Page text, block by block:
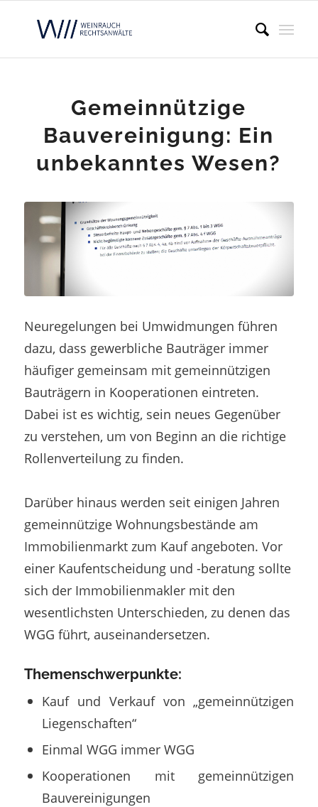
Gemeinnützige
Bauvereinigung: Ein
unbekanntes Wesen?
Neuregelungen bei Umwidmungen führen
dazu, dass gewerbliche Bauträger immer
häufiger gemeinsam mit gemeinnützigen
Bauträgern in Kooperationen eintreten.
Dabei ist es wichtig, sein neues Gegenüber
zu verstehen, um von Beginn an die richtige
Rollenverteilung zu finden.
Darüber hinaus werden seit einigen Jahren
gemeinnützige Wohnungsbestände am
Immobilienmarkt zum Kauf angeboten. Vor
einer Kaufentscheidung und -beratung sollte
sich der Immobilienmakler mit den
wesentlichsten Unterschieden, zu denen das
WGG führt, auseinandersetzen.
Themenschwerpunkte:
Kauf und Verkauf von „gemeinnützigen
Liegenschaften“
Einmal WGG immer WGG
Kooperationen mit gemeinnützigen
Bauvereinigungen